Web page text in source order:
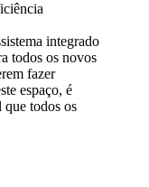
integrado
todos os novos
fazer
espaço, é
que todos os